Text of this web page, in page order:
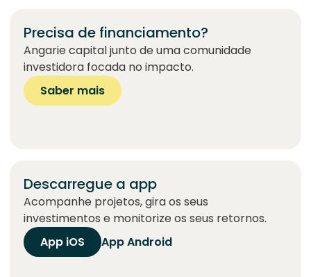
Precisa de financiamento?
Angarie capital junto de uma comunidade
investidora focada no impacto.
Saber mais
Descarregue a app
Acompanhe projetos, gira os seus
investimentos e monitorize os seus retornos.
App iOS
App Android